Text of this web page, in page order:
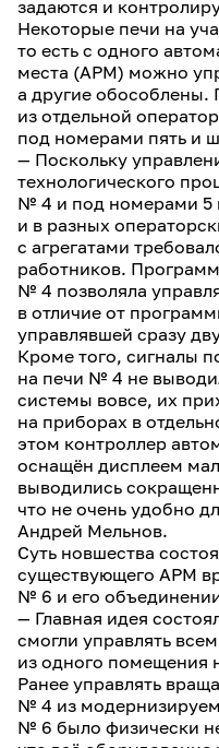
задаются и
Некоторые печи на
то есть с одного
места (АРМ) можно
а другие
из отдельной
под номерами пять и
— Поскольку
технологического
№ 4 и под номерами 5
и в разных
с агрегатами
работников.
№ 4 позволяла
в отличие от
управлявшей сразу
Кроме того, сигналы
на печи № 4 не
системы вовсе, их
на приборах в
этом контроллер
оснащён дисплеем
выводились
что не очень удобно
Андрей Мельнов.
Суть новшества
существующего АРМ
№ 6 и его
— Главная идея
смогли управлять
из одного помещения
Ранее управлять
№ 4 из
№ 6 было физически